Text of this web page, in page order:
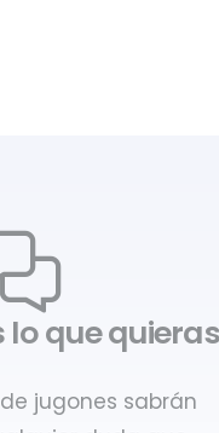
que quieras
jugones sabrán